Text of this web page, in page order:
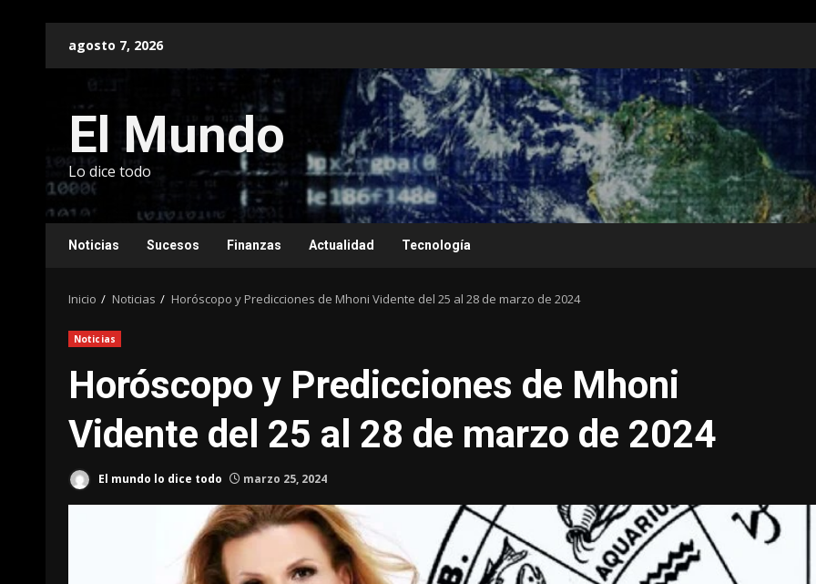
agosto 7, 2026
El Mundo
Lo dice todo
Noticias Sucesos Finanzas Actualidad Tecnología
Inicio Noticias Horóscopo y Predicciones de Mhoni Vidente del 25 al 28 de marzo de 2024
Noticias
Horóscopo y Predicciones de Mhoni
Vidente del 25 al 28 de marzo de 2024
El mundo lo dice todo marzo 25, 2024